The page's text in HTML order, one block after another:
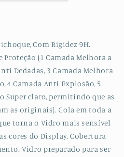
Com Rigidez 9H.
Proteção (1 Camada Melhora a
Dedadas, 3 Camada Melhora
4 Camada Anti Explosão, 5
Super claro, permitindo que as
as originais). Cola em toda a
torna o Vidro mais sensível
cores do Display. Cobertura
Vidro preparado para ser